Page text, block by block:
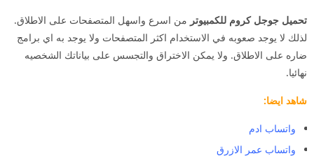
تحميل جوجل كروم للكمبيوتر من اسرع واسهل المتصفحات على الاطلاق.
لذلك لا يوجد صعوبه في الاستخدام اكثر المتصفحات ولا يوجد به اي برامج
ضاره على الاطلاق. ولا يمكن الاختراق والتجسس على بياناتك الشخصيه
نهائيا.
شاهد ايضا:
واتساب ادم
واتساب عمر الازرق